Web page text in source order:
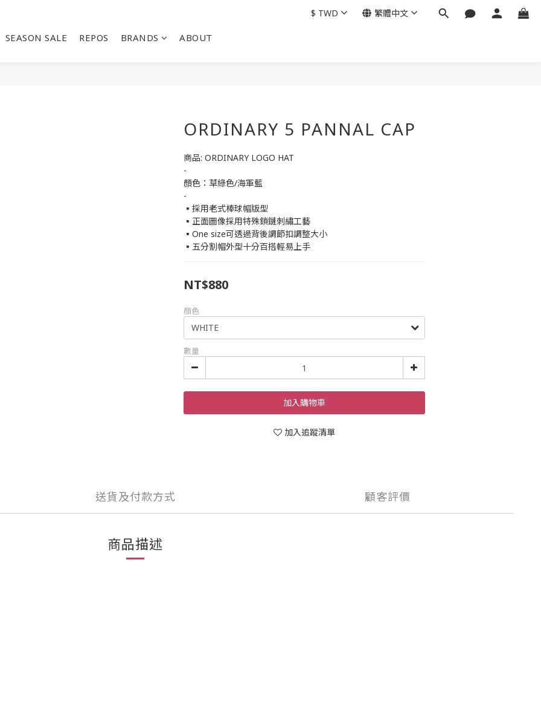
SEASON SALE REPOS BRANDS ABOUT
$ TWD 繁體中文
ORDINARY 5 PANNAL CAP
商品: ORDINARY LOGO HAT
-
顏色：草綠色/海軍藍
-
▪採用老式棒球帽版型
▪正面圖像採用特殊鎖鏈刺繡工藝
▪One size可透過背後調節扣調整大小
▪五分割帽外型十分百搭輕易上手
NT$880
顏色
數量
加入購物車
加入追蹤清單
送貨及付款方式 顧客評價
商品描述